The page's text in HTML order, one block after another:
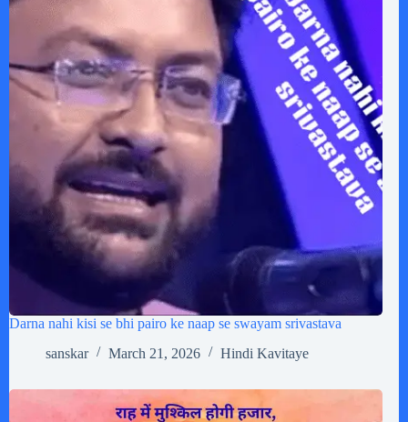
Darna nahi kisi se bhi pairo ke naap se swayam srivastava
sanskar
March 21, 2026 Hindi Kavitaye